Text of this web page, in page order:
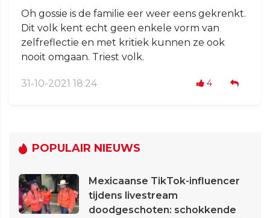
Oh gossie is de familie eer weer eens gekrenkt.
Dit volk kent echt geen enkele vorm van
zelfreflectie en met kritiek kunnen ze ook
nooit omgaan. Triest volk.
31-10-2021 18:24 4
POPULAIR NIEUWS
Mexicaanse TikTok-influencer
tijdens livestream
doodgeschoten: schokkende